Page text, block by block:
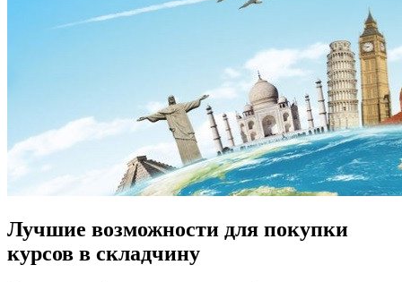
Лучшие возможности для покупки
курсов в складчину